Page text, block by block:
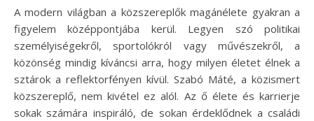
A modern világban a közszereplők magánélete gyakran a
figyelem középpontjába kerül. Legyen szó politikai
személyiségekről, sportolókról vagy művészekről, a
közönség mindig kíváncsi arra, hogy milyen életet élnek a
sztárok a reflektorfényen kívül. Szabó Máté, a közismert
közszereplő, nem kivétel ez alól. Az ő élete és karrierje
sokak számára inspiráló, de sokan érdeklődnek a családi